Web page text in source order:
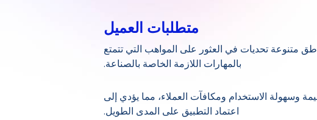
متطلبات العميل
متنوعة تحديات في العثور على المواهب التي تتمتع
بالمهارات اللازمة الخاصة بالصناعة.
وسهولة الاستخدام ومكافآت العملاء، مما يؤدي إلى
اعتماد التطبيق على المدى الطويل.